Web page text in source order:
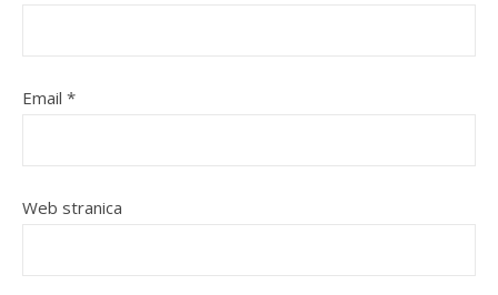
Email *
Web stranica